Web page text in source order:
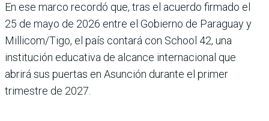
En ese marco recordó que, tras el acuerdo firmado el
25 de mayo de 2026 entre el Gobierno de Paraguay y
Millicom/Tigo, el país contará con School 42, una
institución educativa de alcance internacional que
abrirá sus puertas en Asunción durante el primer
trimestre de 2027.